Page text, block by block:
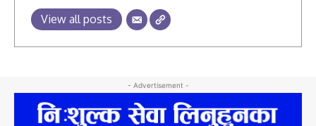
View all posts
- Advertisement -